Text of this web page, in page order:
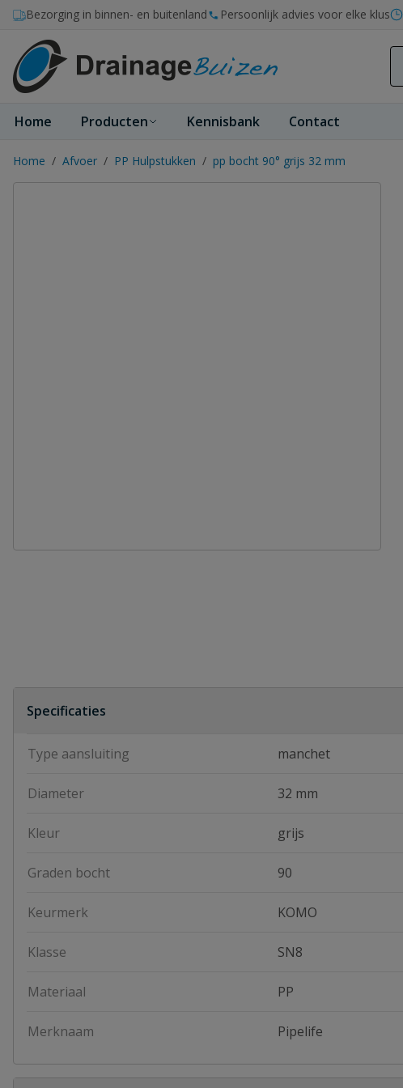
Ga naar de inhoud
Bezorging in binnen- en buitenland Persoonlijk advies voor elke klus
Home Producten Kennisbank Contact
Home / Afvoer / PP Hulpstukken / pp bocht 90° grijs 32 mm
Specificaties
Type aansluiting manchet
Diameter 32 mm
Kleur grijs
Graden bocht 90
Keurmerk KOMO
Klasse SN8
Materiaal PP
Merknaam Pipelife